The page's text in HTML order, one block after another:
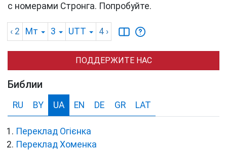
с номерами Стронга. Попробуйте.
‹ 2 Мт 3 UTT 4 ›
ПОДДЕРЖИТЕ НАС
Библии
RU BY UA EN DE GR LAT
Переклад Огієнка
Переклад Хоменка